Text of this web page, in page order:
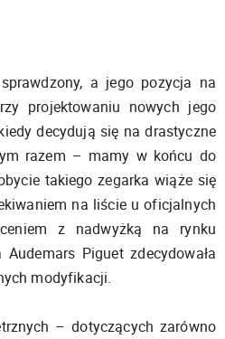
a jego pozycja na
projektowaniu nowych jego
decydują się na drastyczne
razem – mamy w końcu do
takiego zegarka wiąże się
na liście u oficjalnych
z nadwyżką na rynku
Piguet zdecydowała
modyfikacji.
– dotyczących zarówno